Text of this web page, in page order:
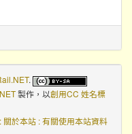
.
製作，以創用CC 姓名標
關於本站 : 有關使用本站資料